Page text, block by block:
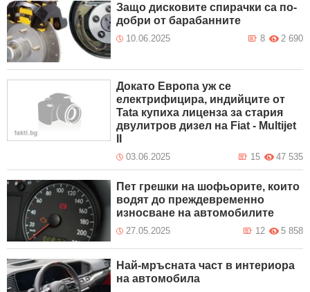
Защо дисковите спирачки са по-
добри от барабанните
10.06.2025 2 690
8
Докато Европа уж се
електрифицира, индийците от
Tata купиха лиценза за стария
двулитров дизел на Fiat - Multijet
03.06.2025 47 535
15
Пет грешки на шофьорите, които
водят до преждевременно
износване на автомобилите
27.05.2025 5 858
12
Най-мръсната част в интериора
на автомобила